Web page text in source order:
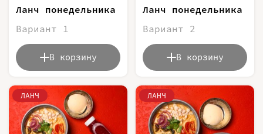
Ланч понедельника
Вариант 1
В корзину
Ланч понедельника
Вариант 2
В корзину
ЛАНЧ ЛАНЧ